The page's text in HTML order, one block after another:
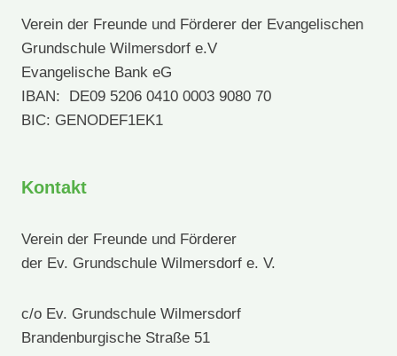
Verein der Freunde und Förderer der Evangelischen
Grundschule Wilmersdorf e.V
Evangelische Bank eG
IBAN: DE09 5206 0410 0003 9080 70
BIC: GENODEF1EK1
Kontakt
Verein der Freunde und Förderer
der Ev. Grundschule Wilmersdorf e. V.
c/o Ev. Grundschule Wilmersdorf
Brandenburgische Straße 51